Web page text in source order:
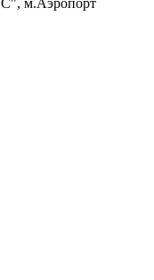
м.Аэропорт